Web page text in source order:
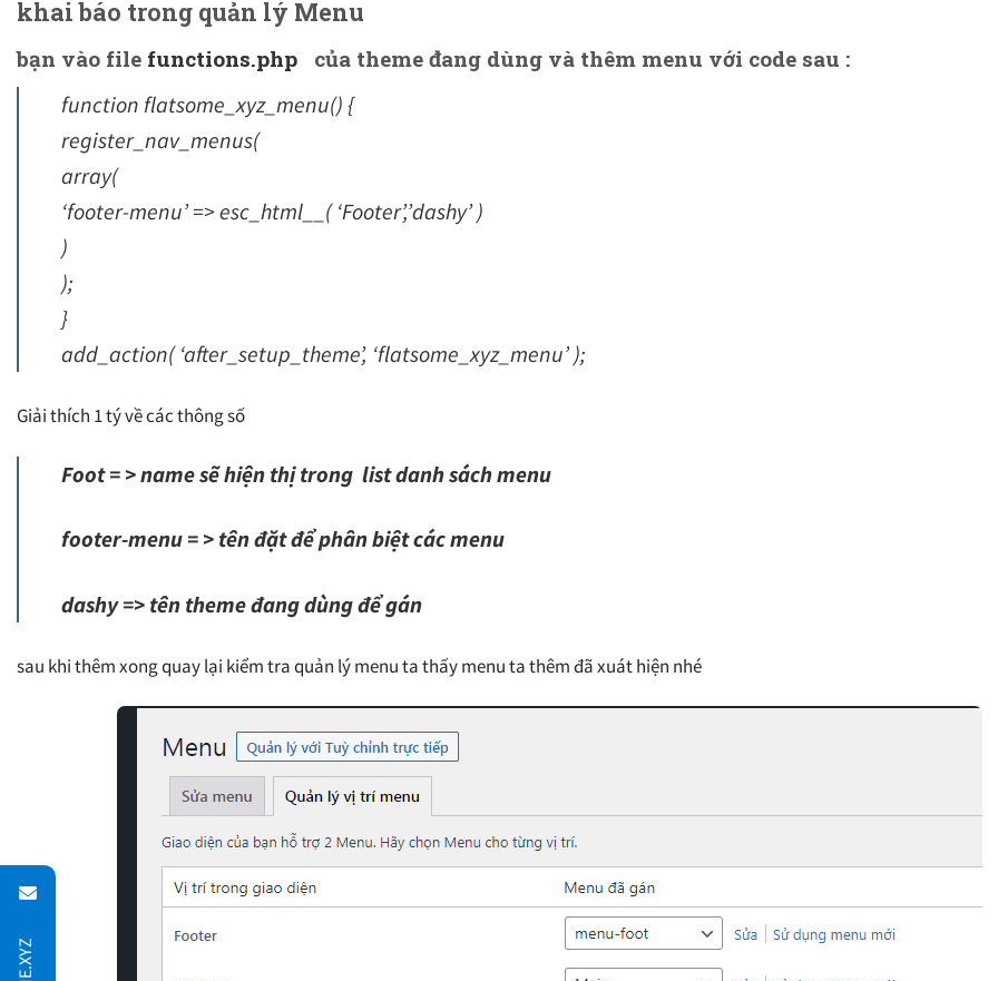
khai báo trong quản lý Menu
bạn vào file functions.php của theme đang dùng và thêm menu với code sau :
function flatsome_xyz_menu() {
register_nav_menus(
array(
‘footer-menu’ => esc_html__( ‘Footer’,’dashy’ )
)
);
}
add_action( ‘after_setup_theme’, ‘flatsome_xyz_menu’ );
Giải thích 1 tý về các thông số
Foot = > name sẽ hiện thị trong list danh sách menu
footer-menu = > tên đặt để phân biệt các menu
dashy => tên theme đang dùng để gán
sau khi thêm xong quay lại kiểm tra quản lý menu ta thấy menu ta thêm đã xuát hiện nhé